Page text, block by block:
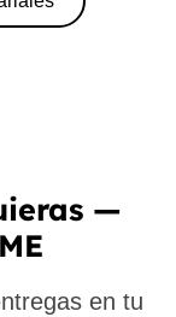
—
en tu